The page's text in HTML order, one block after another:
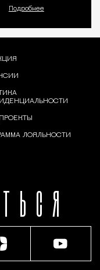
Подробнее
ЛОЯЛЬНОСТИ